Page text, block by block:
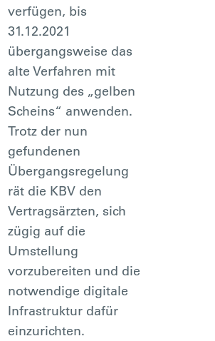
verfügen, bis
31.12.2021
übergangsweise das
alte Verfahren mit
Nutzung des „gelben
Scheins“ anwenden.
Trotz der nun
gefundenen
Übergangsregelung
rät die KBV den
Vertragsärzten, sich
zügig auf die
Umstellung
vorzubereiten und die
notwendige digitale
Infrastruktur dafür
einzurichten.